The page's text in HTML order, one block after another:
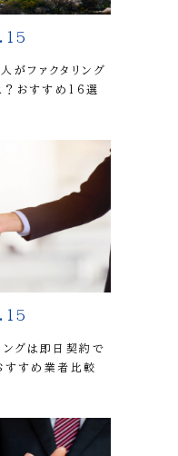
がファクタリング
？おすすめ16選
ングは即日契約で
すすめ業者比較